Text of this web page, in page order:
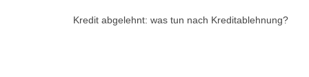
Kredit abgelehnt: was tun nach Kreditablehnung?